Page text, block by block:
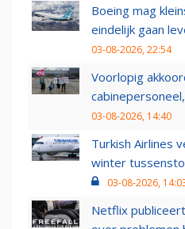
Boeing mag
eindelijk gaan
03-08-2026, 22:54
Voorlopig
03-08-2026, 14:40
Turkish Airlines
winter
03-08-2026,
Netflix